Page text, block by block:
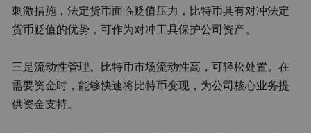
刺激措施，法定货币面临贬值压力，比特币具有对冲法定
货币贬值的优势，可作为对冲工具保护公司资产。
三是流动性管理。比特币市场流动性高，可轻松处置。在
需要资金时，能够快速将比特币变现，为公司核心业务提
供资金支持。